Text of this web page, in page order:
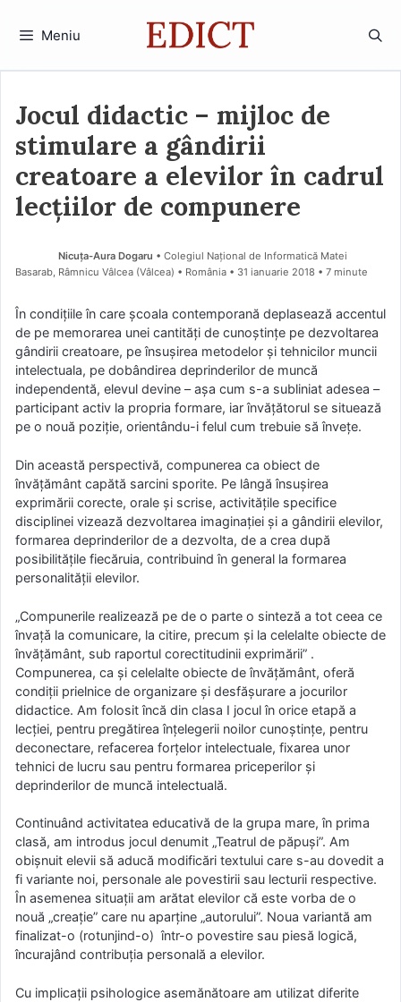
Meniu
Jocul didactic – mijloc de
stimulare a gândirii
creatoare a elevilor în cadrul
lecțiilor de compunere
Nicuța-Aura Dogaru • Colegiul Național de Informatică Matei
Basarab, Râmnicu Vâlcea (Vâlcea) • România
31 ianuarie 2018 • 7 minute
În condițiile în care școala contemporană deplasează accentul
de pe memorarea unei cantități de cunoștințe pe dezvoltarea
gândirii creatoare, pe însușirea metodelor și tehnicilor muncii
intelectuala, pe dobândirea deprinderilor de muncă
independentă, elevul devine – așa cum s-a subliniat adesea –
participant activ la propria formare, iar învățătorul se situează
pe o nouă poziție, orientându-i felul cum trebuie să învețe.
Din această perspectivă, compunerea ca obiect de
învăţământ capătă sarcini sporite. Pe lângă însuşirea
exprimării corecte, orale şi scrise, activităţile specifice
disciplinei vizează dezvoltarea imaginaţiei şi a gândirii elevilor,
formarea deprinderilor de a dezvolta, de a crea după
posibilităţile fiecăruia, contribuind în general la formarea
personalităţii elevilor.
„Compunerile realizează pe de o parte o sinteză a tot ceea ce
învaţǎ la comunicare, la citire, precum şi la celelalte obiecte de
învăţământ, sub raportul corectitudinii exprimării” .
Compunerea, ca şi celelalte obiecte de învăţământ, oferă
condiţii prielnice de organizare şi desfăşurare a jocurilor
didactice. Am folosit încă din clasa I jocul în orice etapă a
lecţiei, pentru pregătirea înţelegerii noilor cunoştinţe, pentru
deconectare, refacerea forţelor intelectuale, fixarea unor
tehnici de lucru sau pentru formarea priceperilor şi
deprinderilor de muncă intelectuală.
Continuând activitatea educativă de la grupa mare, în prima
clasă, am introdus jocul denumit „Teatrul de păpuşi”. Am
obişnuit elevii să aducă modificări textului care s-au dovedit a
fi variante noi, personale ale povestirii sau lecturii respective.
În asemenea situaţii am arătat elevilor că este vorba de o
nouă „creaţie” care nu aparţine „autorului”. Noua variantă am
finalizat-o (rotunjind-o) într-o povestire sau piesă logică,
încurajând contribuţia personală a elevilor.
Cu implicaţii psihologice asemănătoare am utilizat diferite